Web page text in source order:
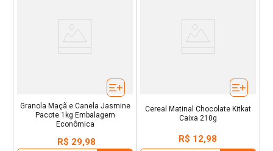
Granola Maçã e Canela Jasmine
Pacote 1kg Embalagem
Econômica
R$ 29,98
Cereal Matinal Chocolate Kitkat
Caixa 210g
R$ 12,98